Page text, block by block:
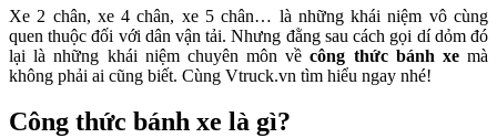
Xe 2 chân, xe 4 chân, xe 5 chân… là những khái niệm vô cùng
quen thuộc đối với dân vận tải. Nhưng đằng sau cách gọi dí dỏm đó
lại là những khái niệm chuyên môn vềcông thức bánh xemà
không phải ai cũng biết. Cùng Vtruck.vn tìm hiểu ngay nhé!
Công thức bánh xe là gì?